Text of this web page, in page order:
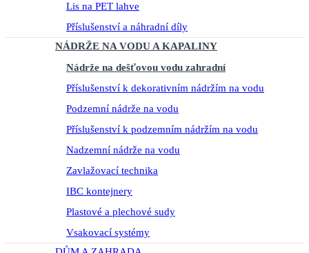
Lis na PET lahve
Příslušenství a náhradní díly
NÁDRŽE NA VODU A KAPALINY
Nádrže na dešťovou vodu zahradní
Příslušenství k dekorativním nádržím na vodu
Podzemní nádrže na vodu
Příslušenství k podzemním nádržím na vodu
Nadzemní nádrže na vodu
Zavlažovací technika
IBC kontejnery
Plastové a plechové sudy
Vsakovací systémy